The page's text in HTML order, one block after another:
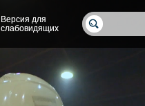
Версия для
слабовидящих
Версия для
слабовидящих